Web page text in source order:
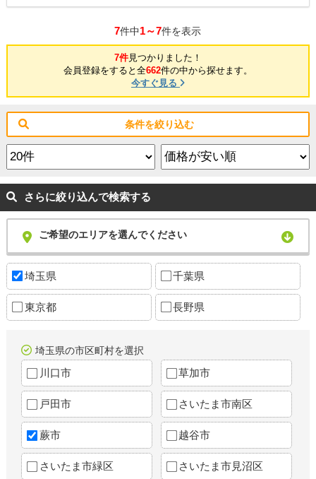
7件中1～7件を表示
7件見つかりました！
会員登録をすると全662件の中から探せます。
今すぐ見る
条件を絞り込む
さらに絞り込んで検索する
ご希望のエリアを選んでください
埼玉県 千葉県
東京都 長野県
埼玉県の市区町村を選択
川口市 草加市
戸田市 さいたま市南区
蕨市 越谷市
さいたま市緑区 さいたま市見沼区